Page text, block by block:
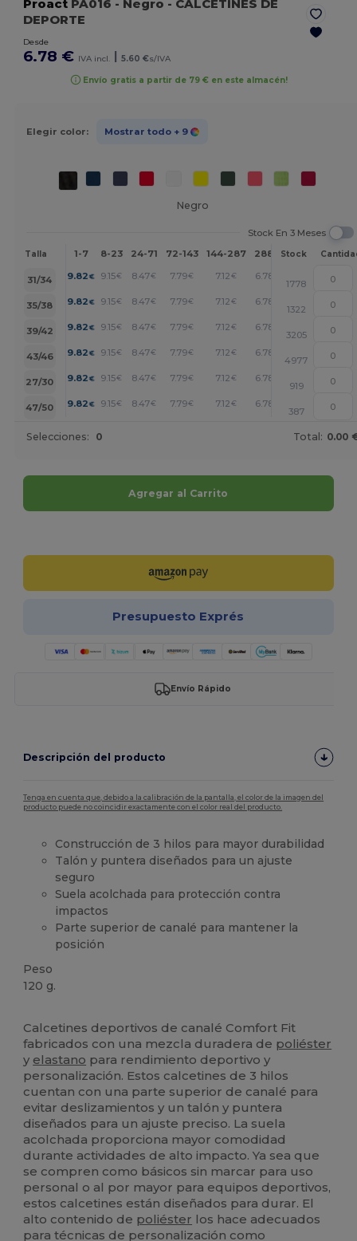
Proact PA016 - Negro - CALCETINES DE
DEPORTE
Desde
6.78 € IVA incl. 5.60 €s/IVA
Envío gratis a partir de 79 € en este almacén!
Elegir color: Mostrar todo + 9
Negro
Stock En 3 Meses
Talla 1-7 8-23 24-71 72-143 144-287 288 + Más
Stock
31/34 9.82 € 9.15€ 8.47€ 7.79€ 7.12 € 6.78 +
1778
35/38
9.82 € 9.15€ 8.47€ 7.79€ 7.12 € 6.78 +
1322
39/42
9.82 € 9.15€ 8.47€ 7.79€ 7.12 € 6.78 +
3205
43/46
9.82 € 9.15€ 8.47€ 7.79€ 7.12 € 6.78 +
4977
27/30
9.82 € 9.15€ 8.47€ 7.79€ 7.12 € 6.78 +
919
47/50
9.82 € 9.15€ 8.47€ 7.79€ 7.12 € 6.78 +
387
Selecciones: 0 Total: 0.00
Agregar al Carrito
Presupuesto Exprés
Envío Rápido
Descripción del producto
Tenga en cuenta que, debido a la calibración de la pantalla, el color de la imagen del
producto puede no coincidir exactamente con el color real del producto.
Construcción de 3 hilos para mayor durabilidad
Talón y puntera diseñados para un ajuste
seguro
Suela acolchada para protección contra
impactos
Parte superior de canalé para mantener la
posición
Peso
120 g.
Calcetines deportivos de canalé Comfort Fit
fabricados con una mezcla duradera de poliéster
y elastano para rendimiento deportivo y
personalización. Estos calcetines de 3 hilos
cuentan con una parte superior de canalé para
evitar deslizamientos y un talón y puntera
diseñados para un ajuste preciso. La suela
acolchada proporciona mayor comodidad
durante actividades de alto impacto. Ya sea que
se compren como básicos sin marcar para uso
personal o al por mayor para equipos deportivos,
estos calcetines están diseñados para durar. El
alto contenido de poliéster los hace adecuados
para técnicas de personalización como